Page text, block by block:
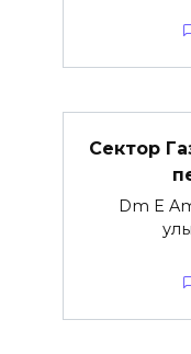
Сектор
Dm E